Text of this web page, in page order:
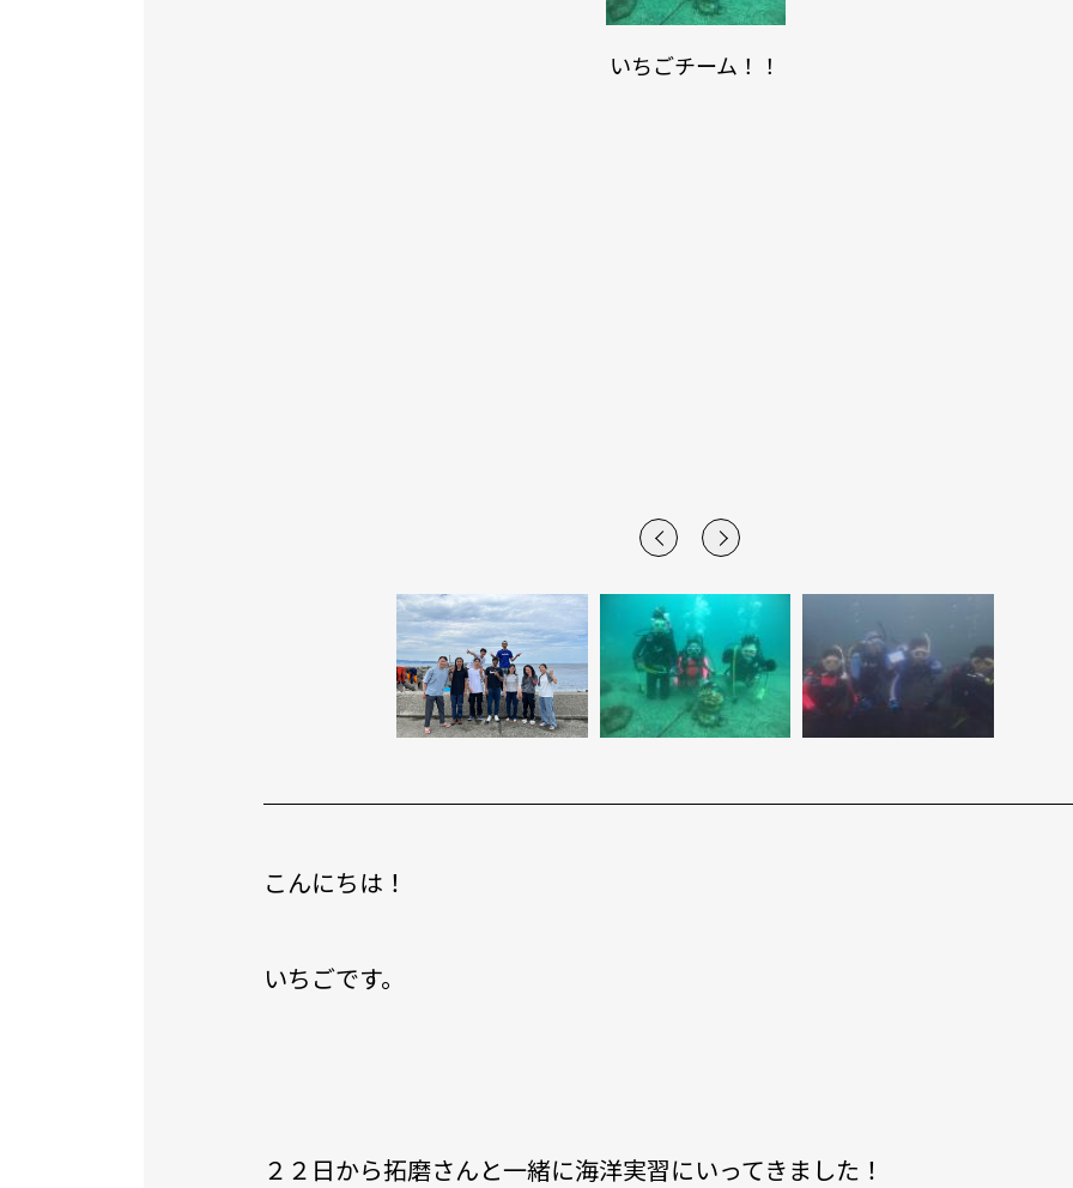
いちごチーム！！
こんにちは！
いちごです。
２２日から拓磨さんと一緒に海洋実習にいってきました！